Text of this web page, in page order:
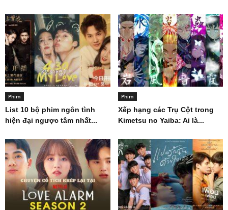
Phim
List 10 bộ phim ngôn tình
hiện đại ngược tâm nhất...
Phim
Xếp hạng các Trụ Cột trong
Kimetsu no Yaiba: Ai là...